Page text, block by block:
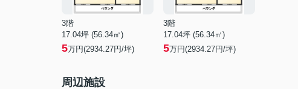
3階
17.04坪 (56.34㎡)
5万円(2934.27円/坪)
3階
17.04坪 (56.34㎡)
5万円(2934.27円/坪)
周辺施設